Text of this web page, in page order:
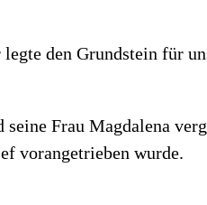
den Grundstein für
Frau Magdalena
vorangetrieben wurde.